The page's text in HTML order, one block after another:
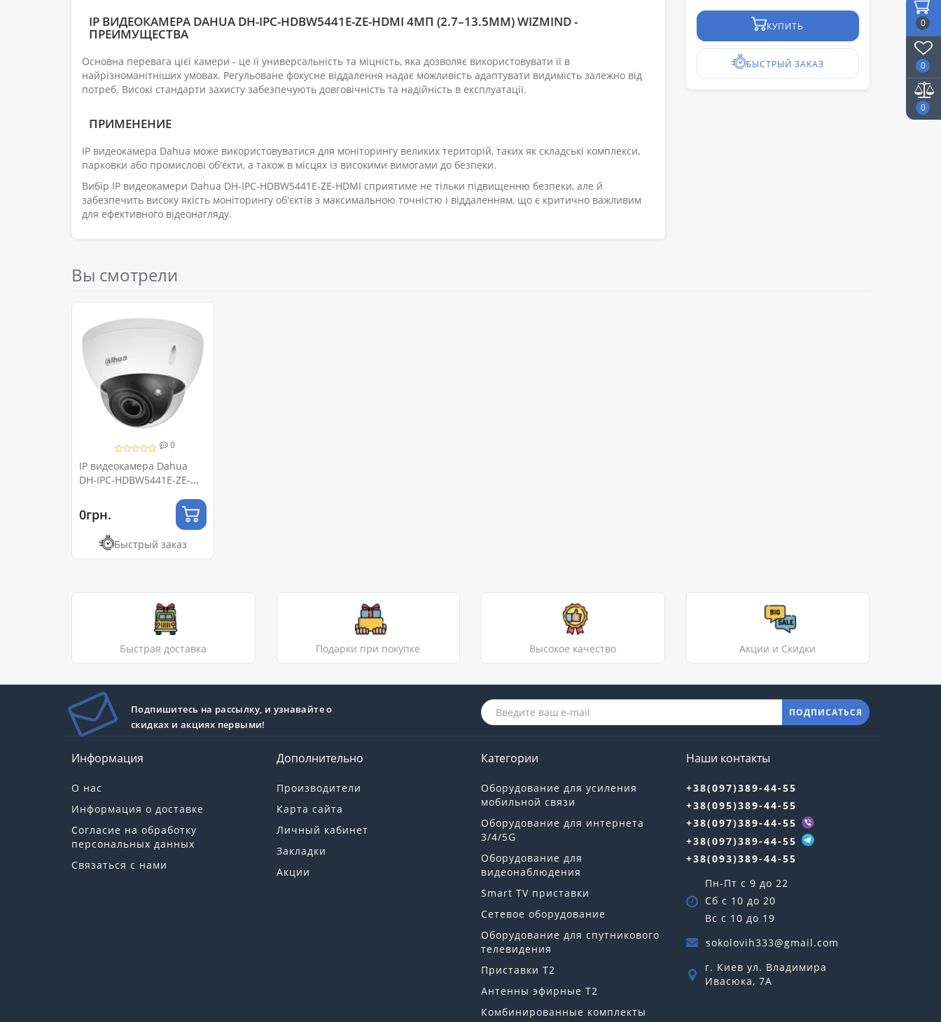
0
0
0
IP ВИДЕОКАМЕРА DAHUA DH-IPC-HDBW5441E-ZE-HDMI 4МП (2.7–13.5ММ) WIZMIND -
ПРЕИМУЩЕСТВА
Основна перевага цієї камери - це її универсальність та міцність, яка дозволяє використовувати її в
найрізноманітніших умовах. Регульоване фокусне віддалення надає можливість адаптувати видимість залежно від
потреб. Високі стандарти захисту забезпечують довговічність та надійність в експлуатації.
ПРИМЕНЕНИЕ
IP видеокамера Dahua може використовуватися для моніторингу великих територій, таких як складські комплекси,
парковки або промислові об'єкти, а також в місцях із високими вимогами до безпеки.
Вибір IP видеокамери Dahua DH-IPC-HDBW5441E-ZE-HDMI сприятиме не тільки підвищенню безпеки, але й
забезпечить високу якість моніторингу об'єктів з максимальною точністю і віддаленням, що є критично важливим
для ефективного відеонагляду.
КУПИТЬ
БЫСТРЫЙ ЗАКАЗ
Вы смотрели
0
IP видеокамера Dahua
DH-IPC-HDBW5441E-ZE-
WizMind
0грн.
Быстрый заказ
Быстрая доставка Подарки при покупке Высокое качество Акции и Скидки
Подпишитесь на рассылку, и узнавайте о
скидках и акциях первыми!
ПОДПИСАТЬСЯ
Информация
О нас
Информация о доставке
Согласие на обработку
персональных данных
Связаться с нами
Дополнительно
Производители
Карта сайта
Личный кабинет
Закладки
Акции
Категории
Оборудование для усиления
мобильной связи
Оборудование для интернета
3/4/5G
Оборудование для
видеонаблюдения
Smart TV приставки
Сетевое оборудование
Оборудование для спутникового
телевидения
Приставки Т2
Антенны эфирные Т2
Комбинированные комплекты
Наши контакты
+38(097)389-44-55
+38(095)389-44-55
+38(097)389-44-55
+38(097)389-44-55
+38(093)389-44-55
Пн-Пт с 9 до 22
Сб с 10 до 20
Вс с 10 до 19
sokolovih333@gmail.com
г. Киев ул. Владимира
Ивасюка, 7А